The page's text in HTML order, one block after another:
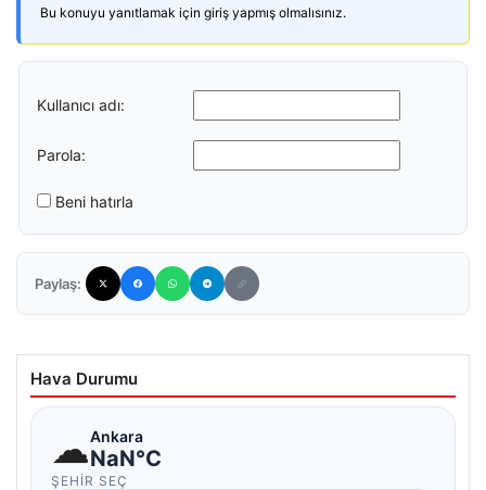
Bu konuyu yanıtlamak için giriş yapmış olmalısınız.
Kullanıcı adı:
Parola:
Beni hatırla
Paylaş:
Hava Durumu
☁Ankara
NaN°C
ŞEHIR SEÇ